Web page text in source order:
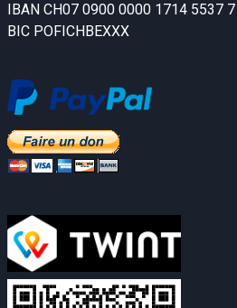
IBAN CH07 0900 0000 1714 5537 7
BIC POFICHBEXXX